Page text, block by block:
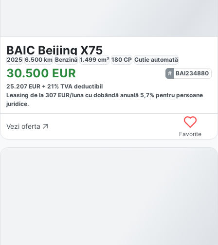
BAIC Beijing X75
2025 6.500 km Benzină 1.499 cm³ 180 CP Cutie automată
30.500 EUR
BAI234880
25.207 EUR + 21% TVA deductibil
Leasing de la 307 EUR/luna cu dobăndă anuală 5,7% pentru persoane
juridice.
Vezi oferta
Favorite